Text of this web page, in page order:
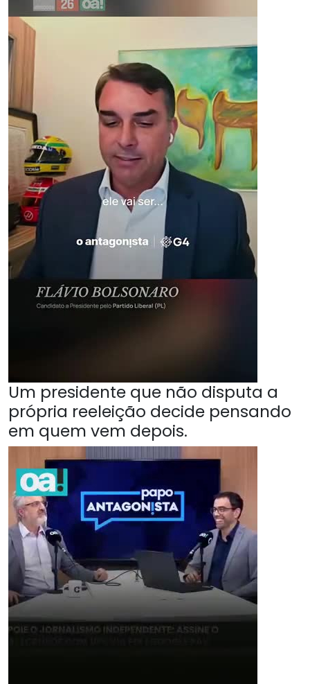
Um presidente que não disputa a
própria reeleição decide pensando
em quem vem depois.